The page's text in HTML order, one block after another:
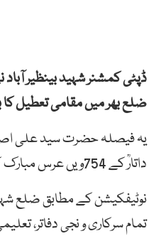
ضلع بھر میں مقامی تعطیل کا
یہ فیصلہ حضرت سید علی
داتارؒ کے 754ویں عرس مبارک کے موقع پر کیا گیا۔
نوٹیفکیشن کے مطابق ضلع
تمام سرکاری و نجی دفاتر،